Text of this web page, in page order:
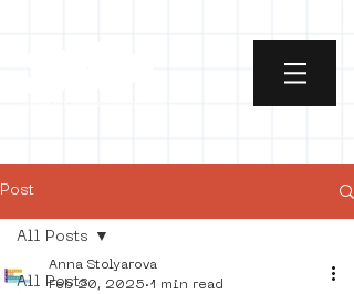
Post
All Posts
All Posts
Anna Stolyarova
Feb 20, 2025 1 min read